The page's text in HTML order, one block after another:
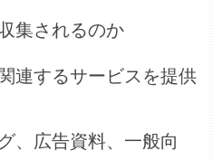
集されるのか
連するサービスを提供
、広告資料、一般向